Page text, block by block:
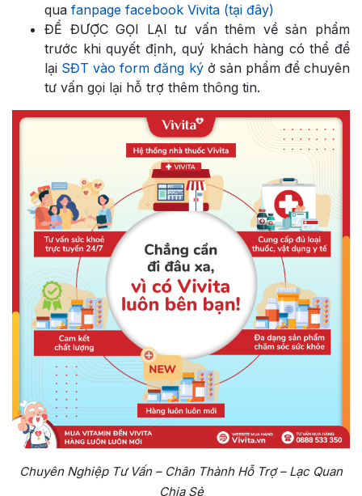
qua fanpage facebook Vivita (tại đây)
ĐỂ ĐƯỢC GỌI LẠI tư vấn thêm về sản phẩm
trước khi quyết định, quý khách hàng có thể để
lại SĐT vào form đăng kýở sản phẩm để chuyên
tư vấn gọi lại hỗ trợ thêm thông tin.
Chuyên Nghiệp Tư Vấn – Chân Thành Hỗ Trợ – Lạc Quan
Chia Sẻ